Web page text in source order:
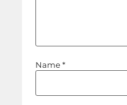
Name*